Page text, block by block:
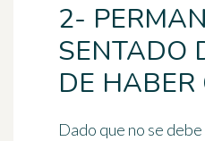
2-
SENTADO
DE HABER
Dado que no se